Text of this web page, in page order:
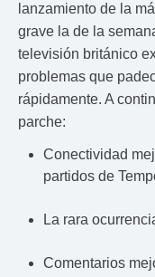
lanzamiento de la
grave la de la
televisión británico
problemas que
rápidamente. A
parche:
Conectividad
partidos de
La rara
Comentarios